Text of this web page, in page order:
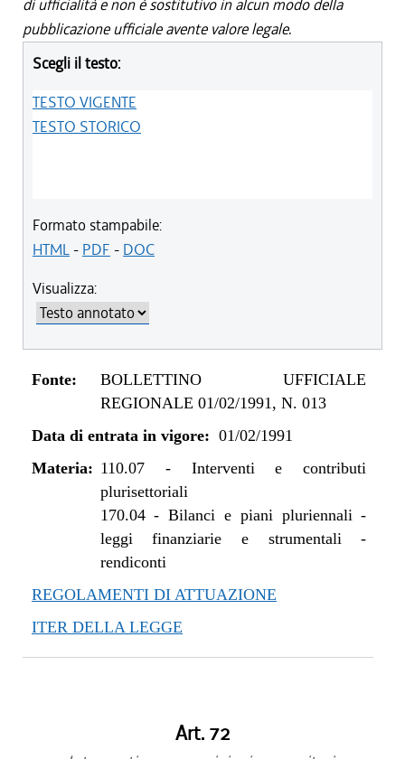
di ufficialità e non è sostitutivo in alcun modo della
pubblicazione ufficiale avente valore legale.
Scegli il testo:
TESTO VIGENTE
TESTO STORICO
Formato stampabile:
HTML- PDF - DOC
Visualizza:
Fonte:
BOLLETTINO UFFICIALE
REGIONALE 01/02/1991, N. 013
Data di entrata in vigore: 01/02/1991
Materia: 110.07- Interventi e contributi
plurisettoriali
170.04-Bilanci e piani pluriennali -
leggi finanziarie e strumentali -
rendiconti
REGOLAMENTI DI ATTUAZIONE
ITER DELLA LEGGE
Art. 72